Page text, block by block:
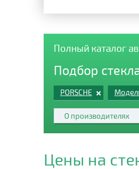
Полный каталог
Подбор
PORSCHE
О производителях
Цены на